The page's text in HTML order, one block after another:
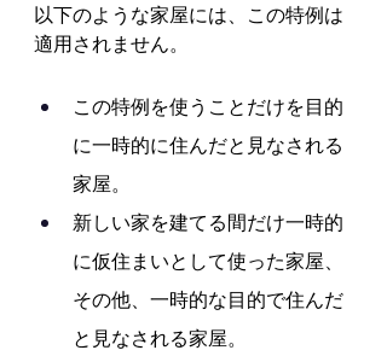
以下のような家屋には、この特例は
適用されません。
この特例を使うことだけを目的
に一時的に住んだと見なされる
家屋。
新しい家を建てる間だけ一時的
に仮住まいとして使った家屋、
その他、一時的な目的で住んだ
と見なされる家屋。